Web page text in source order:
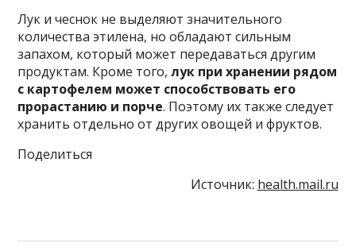
Лук и чеснок не выделяют значительного
количества этилена, но обладают сильным
запахом, который может передаваться другим
продуктам. Кроме того,лук при хранении рядом
с картофелем может способствовать его
прорастанию и порче. Поэтому их также следует
хранить отдельно от других овощей и фруктов.
Поделиться
Источник: health.mail.ru